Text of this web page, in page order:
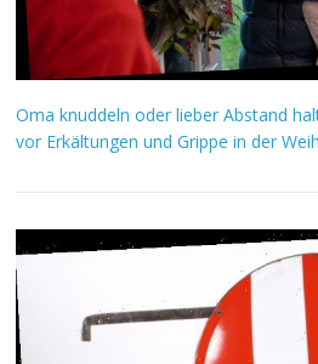
Oma knuddeln oder lieber Abstand
vor Erkältungen und Grippe in der